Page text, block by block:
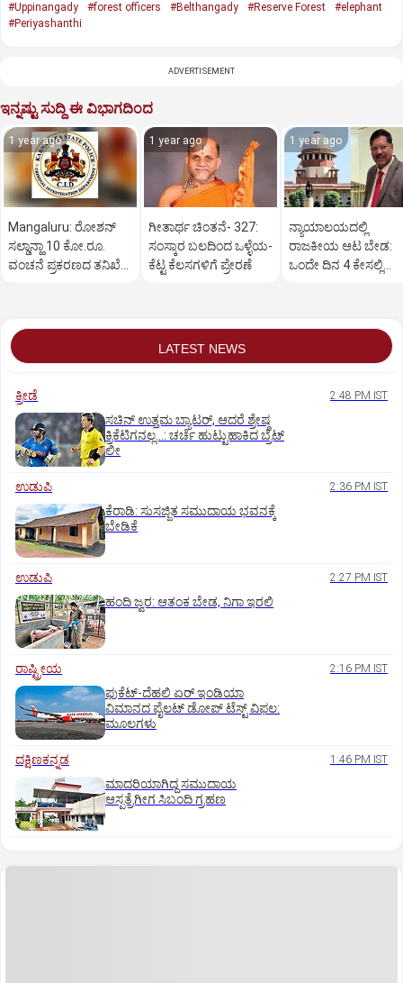
#Uppinangady #forest officers #Belthangady #Reserve Forest
#elephant
#Periyashanthi
ADVERTISEMENT
ಇನ್ನಷ್ಟು ಸುದ್ದಿ ಈ ವಿಭಾಗದಿಂದ
1 year ago
Mangaluru: ರೋಶನ್‌
ಸಲ್ಡಾನ್ಹಾ 10 ಕೋ.ರೂ.
ವಂಚನೆ ಪ್ರಕರಣದ ತನಿಖೆ
1 year ago
ಗೀತಾರ್ಥ ಚಿಂತನೆ- 327:
ಸಂಸ್ಕಾರ ಬಲದಿಂದ ಒಳ್ಳೆಯ-
ಕೆಟ್ಟ ಕೆಲಸಗಳಿಗೆ ಪ್ರೇರಣೆ
1 year ago
ನ್ಯಾಯಾಲಯದಲ್ಲಿ
ರಾಜಕೀಯ ಆಟ ಬೇಡ:
ಒಂದೇ ದಿನ 4 ಕೇಸಲ್ಲಿ
LATEST NEWS
ಕ್ರೀಡೆ 2:48 PM IST
ಸಚಿನ್‌ ಉತ್ತಮ ಬ್ಯಾಟರ್‌, ಆದರೆ ಶ್ರೇಷ್ಠ
ಕ್ರಿಕೆಟಿಗನಲ್ಲ…: ಚರ್ಚೆ ಹುಟ್ಟುಹಾಕಿದ ಬ್ರೆಟ್‌
ಲೀ
ಉಡುಪಿ 2:36 PM IST
ಕೆರಾಡಿ: ಸುಸಜ್ಜಿತ ಸಮುದಾಯ ಭವನಕ್ಕೆ
ಬೇಡಿಕೆ
ಉಡುಪಿ 2:27 PM IST
ಹಂದಿ ಜ್ವರ: ಆತಂಕ ಬೇಡ, ನಿಗಾ ಇರಲಿ
ರಾಷ್ಟ್ರೀಯ 2:16 PM IST
ಫುಕೆಟ್‌-ದೆಹಲಿ ಏರ್‌ ಇಂಡಿಯಾ
ವಿಮಾನದ ಪೈಲಟ್‌ ಡೋಪ್‌ ಟೆಸ್ಟ್‌ ವಿಫಲ:
ಮೂಲಗಳು
ದಕ್ಷಿಣಕನ್ನಡ 1:46 PM IST
ಮಾದರಿಯಾಗಿದ್ದ ಸಮುದಾಯ
ಆಸ್ಪತ್ರೆಗೀಗ ಸಿಬಂದಿ ಗ್ರಹಣ